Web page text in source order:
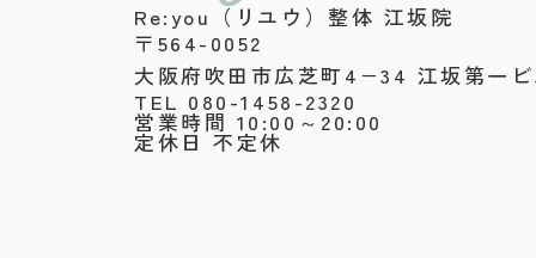
Re:you（リユウ）整体 江坂院
〒564-0052
大阪府吹田市広芝町4−34 江坂第一
TEL 080-1458-2320
営業時間 10:00～20:00
定休日 不定休